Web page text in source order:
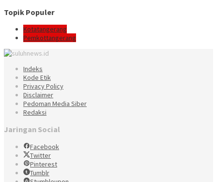
Topik Populer
Kotatangerang
Pemkottangerang
Indeks
Kode Etik
Privacy Policy
Disclaimer
Pedoman Media Siber
Redaksi
Jaringan Social
Facebook
Twitter
Pinterest
Tumblr